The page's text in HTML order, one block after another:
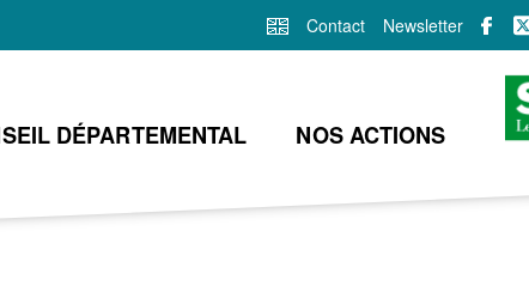
Contact Newsletter
DÉPARTEMENTAL NOS ACTIONS